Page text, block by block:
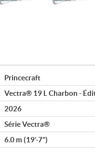
Princecraft
Vectra® 19 L Charbon -
2026
Série Vectra®
6.0 m (19’-7”)